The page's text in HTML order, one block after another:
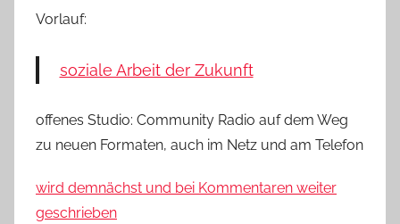
Vorlauf:
soziale Arbeit der Zukunft
offenes Studio: Community Radio auf dem Weg
zu neuen Formaten, auch im Netz und am Telefon
wird demnächst und bei Kommentaren weiter
geschrieben